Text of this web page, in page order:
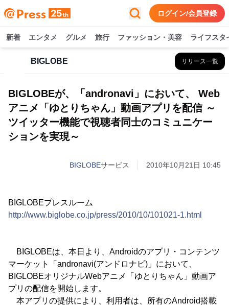
ログイン/会員登録
新着 エンタメ グルメ 旅行 ファッション・美容 ライフスタ
BIGLOBE リリース一覧
BIGLOBEが、「andronavi」において、 Web
アニメ「ゆとりちゃん」動画アプリを配信 ～
ツイッター機能で視聴者同士のコミュニケー
ションを実現～
BIGLOBEサービス 2010年10月21日 10:45
BIGLOBEプレスルーム
http://www.biglobe.co.jp/press/2010/10/101021-1.html
BIGLOBEは、本日より、Androidのアプリ・コンテンツ
マーケット「andronavi(アンドロナビ)」において、
BIGLOBEオリジナルWebアニメ「ゆとりちゃん」動画ア
プリの配信を開始します。
本アプリの提供により、利用者は、所有のAndroid搭載